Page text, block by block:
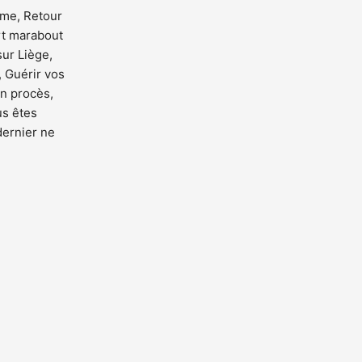
Retour
marabout
Liège,
Guérir vos
procès,
êtes
ne